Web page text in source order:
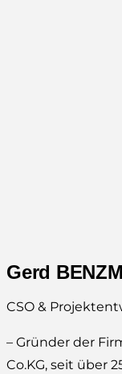
Gerd
CSO &
– Gründer der
Co.KG, seit über